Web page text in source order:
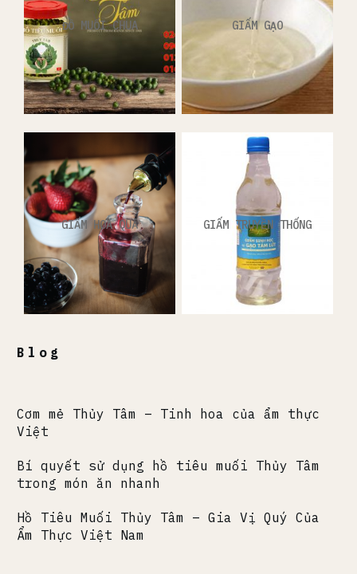
ĐỒ MUỐI CHUA GIẤM GẠO
GIẤM HOA QUẢ GIẤM TRUYỀN THỐNG
Blog
Cơm mẻ Thủy Tâm – Tinh hoa của ẩm thực
Việt
Bí quyết sử dụng hồ tiêu muối Thủy Tâm
trong món ăn nhanh
Hồ Tiêu Muối Thủy Tâm – Gia Vị Quý Của
Ẩm Thực Việt Nam